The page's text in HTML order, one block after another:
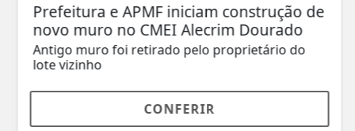
Prefeitura e APMF iniciam construção de
novo muro no CMEI Alecrim Dourado
Antigo muro foi retirado pelo proprietário do
lote vizinho
CONFERIR